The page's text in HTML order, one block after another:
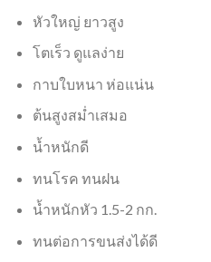
หัวใหญ่ ยาวสูง
โตเร็ว ดูแลง่าย
กาบใบหนา ห่อแน่น
ต้นสูงสม่ำเสมอ
น้ำหนักดี
ทนโรค ทนฝน
น้ำหนักหัว 1.5-2 กก.
ทนต่อการขนส่งได้ดี